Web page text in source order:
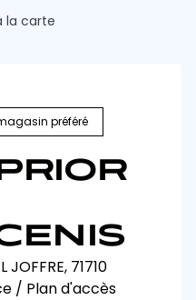
la carte
préféré
JOFFRE, 71710
/ Plan d'accès